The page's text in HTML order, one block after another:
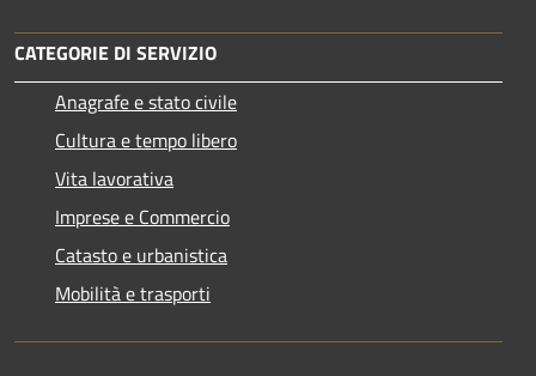
CATEGORIE DI SERVIZIO
Anagrafe e stato civile
Cultura e tempo libero
Vita lavorativa
Imprese e Commercio
Catasto e urbanistica
Mobilità e trasporti